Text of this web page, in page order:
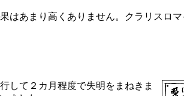
あまり高くありません。クラリスロマ
して２カ月程度で失明をまねきま